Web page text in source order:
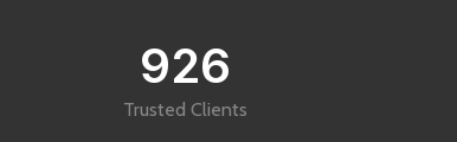
926
Trusted Clients